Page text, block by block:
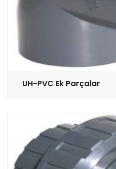
UH-PVC Ek Parçalar